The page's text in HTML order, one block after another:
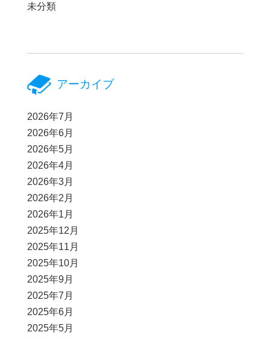
未分類
アーカイブ
2026年7月
2026年6月
2026年5月
2026年4月
2026年3月
2026年2月
2026年1月
2025年12月
2025年11月
2025年10月
2025年9月
2025年7月
2025年6月
2025年5月